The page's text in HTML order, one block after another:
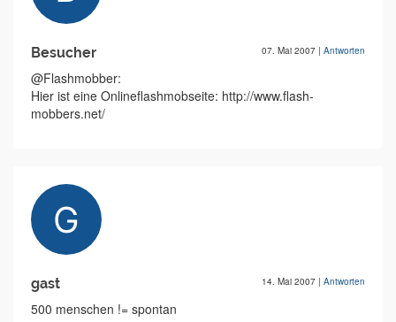
Besucher 07. Mai 2007 | Antworten
@Flashmobber:
Hier ist eine Onlineflashmobseite: http://www.flash-
mobbers.net/
gast 14. Mai 2007 | Antworten
500 menschen != spontan